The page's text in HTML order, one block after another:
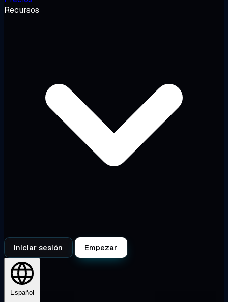
Recursos
Iniciar sesión Empezar
Español